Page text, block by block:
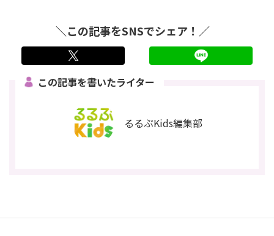
＼この記事をSNSでシェア！／
この記事を書いたライター
るるぶKids編集部